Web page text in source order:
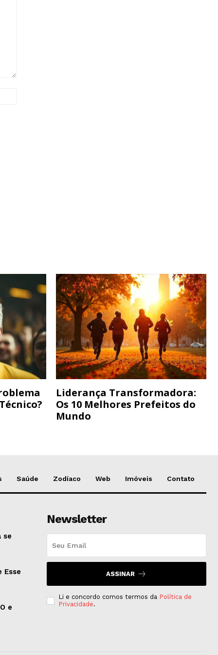
Liderança Transformadora:
Os 10 Melhores Prefeitos do
Mundo
Saúde Zodíaco Web Imóveis Contato
se
Esse
e
Newsletter
ASSINAR
Li e concordo comos termos da Política de
Privacidade.